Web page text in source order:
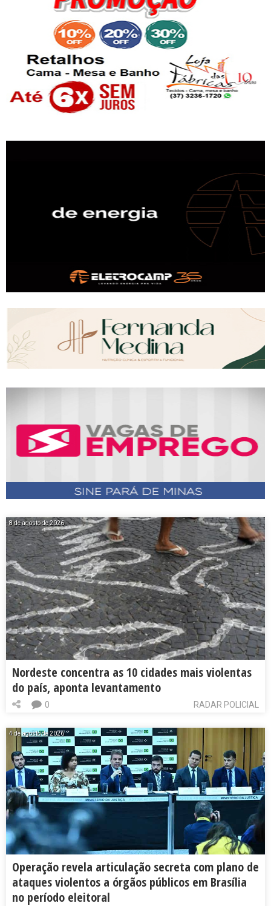
8 de agosto de 2026
Nordeste concentra as 10 cidades mais violentas
do país, aponta levantamento
RADAR POLICIAL
0
4 de agosto de 2026
Operação revela articulação secreta com plano de
ataques violentos a órgãos públicos em Brasília
no período eleitoral